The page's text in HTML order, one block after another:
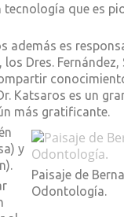
que es
además es
Dres.
Katsaros es un
más gratificante.
Paisaje de
Odontología.
y